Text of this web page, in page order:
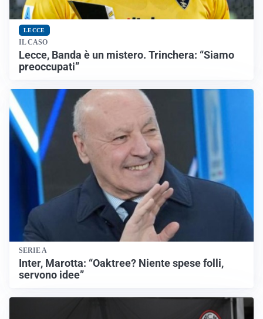
LECCE
IL CASO
Lecce, Banda è un mistero. Trinchera: “Siamo
preoccupati”
SERIE A
Inter, Marotta: “Oaktree? Niente spese folli,
servono idee”